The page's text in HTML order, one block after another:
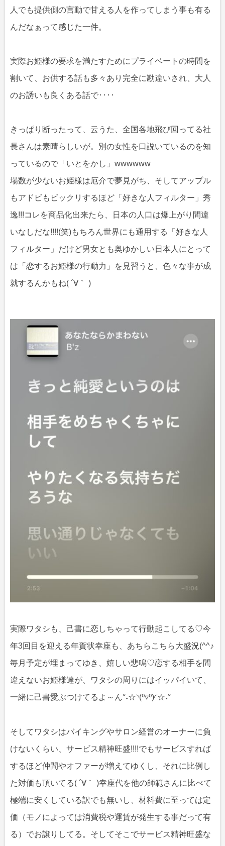
人でも提供側の言動で甘える人を作ってしまう事も有る
んだなぁって感じた一件。
実際お姫様の要求を満たすためにプライベートの時間を
割いて、お供する話も多々あり完全に勘違いされ、大人
のお誘いも良くある話で････
きっぱり断ったって、云うた、全国各地飛び回ってる社
長さんは素晴らしいが。別の女性を口説いているのを知
っているので「いとをかし」wwwwww
場数が少ないお姫様は厄介で夢見がち、そしてアップル
もアドビもビックリするほど「好きな人フィルター」秀
逸!!!コレを商品化出来たら、日本の人口は爆上がり間違
いなしだな!!!!(笑)もちろん世界にも通用する「好きな人
フィルター」だけど男女とも奥ゆかしい日本人にとって
は「恋するお姫様の行動力」を見習うと、色々な事が成
就するんかもね( ´∀｀ )
実際ワタシも、己書に恋しちゃって行動起こしてる♡今
年3回目を迎える年賀状幸座も、あちらこちら大盛況(^^♪
毎月予定が埋まってゆき、嬉しい悲鳴♡恋する相手を間
違えないお姫様達が、ワタシの周りにはイッパイいて、
一緒に己書愛ぶつけてるよ～ん°˖☆◝(⁰▿⁰)◜☆˖°
そしてワタシはバイキングやサロン経営のオーナーに負
けないくらい、サービス精神旺盛!!!!でもサービスすれば
するほど仲間やオファーが増えてゆくし、それに比例し
た対価も頂いてる( ´∀｀ )幸座代を他の師範さんに比べて
極端に安くしている訳でも無いし、材料費に至っては定
価（モノによっては消費税や運賃が発生する事だって有
る）でお譲りしてる。そしてそこでサービス精神旺盛な